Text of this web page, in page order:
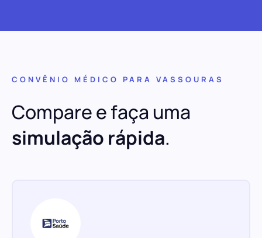
CONVÊNIO MÉDICO PARA VASSOURAS
Compare e faça uma
simulação rápida.